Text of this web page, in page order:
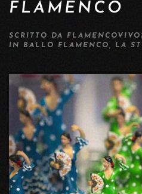
FLAMENCO
SCRITTO DA
IN BALLO FLAMENCO LA